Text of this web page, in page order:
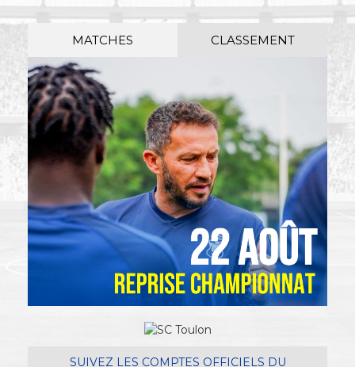
MATCHES CLASSEMENT
SUIVEZ LES COMPTES OFFICIELS DU